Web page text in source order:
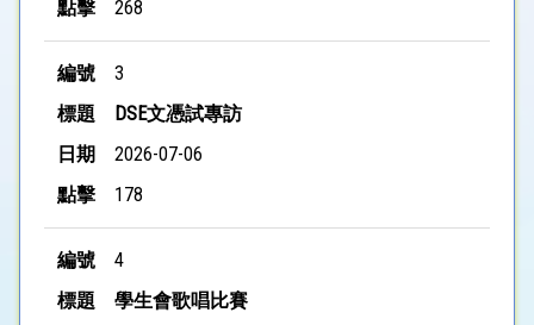
268
3
DSE文憑試專訪
2026-07-06
178
4
學生會歌唱比賽